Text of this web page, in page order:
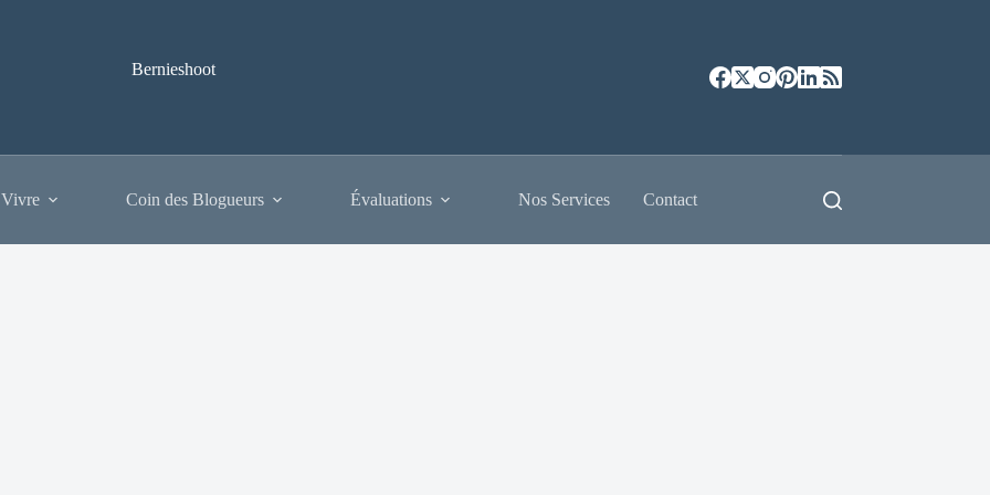
Bernieshoot
Coin des Blogueurs Évaluations Nos Services Contact